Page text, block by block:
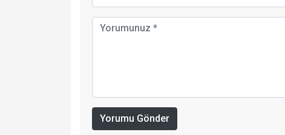
Yorumu Gönder